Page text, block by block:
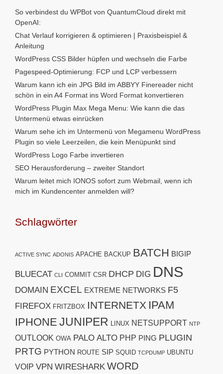
So verbindest du WPBot von QuantumCloud direkt mit
OpenAI:
Chat Verlauf korrigieren & optimieren | Praxisbeispiel &
Anleitung
WordPress CSS Bilder hüpfen und wechseln die Farbe
Pagespeed-Optimierung: FCP und LCP verbessern
Warum kann ich ein JPG Bild im ABBYY Finereader nicht
schön in ein A4 Format ins Word Format konvertieren
WordPress Plugin Max Mega Menu: Wie kann die das
Untermenü etwas einrücken
Warum sehe ich im Untermenü von Megamenu WordPress
Plugin so viele Leerzeilen, die kein Menüpunkt sind
WordPress Logo Farbe invertieren
SEO Herausforderung – zweiter Standort
Warum leitet mich IONOS sofort zum Webmail, wenn ich
mich im Kundencenter anmelden will?
Schlagwörter
ACTIVE SYNC ADONIS APACHE BACKUP BATCH BIGIP
BLUECAT CLI COMMIT CSR DHCP DIG DNS
DOMAIN EXCEL EXTREME NETWORKS F5
FIREFOX FRITZBOX INTERNETX IPAM
IPHONE JUNIPER LINUX NETSUPPORT NTP
OUTLOOK OWA PALO ALTO PHP PING PLUGIN
PRTG PYTHON ROUTE SIP SQUID TCPDUMP UBUNTU
VOIP VPN WIRESHARK WORD